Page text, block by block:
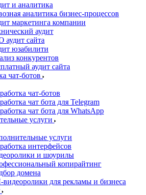
и аналитика
аналитика бизнес-процессов
маркетинга компании
аудит
аудит сайта
юзабилити
конкурентов
аудит сайта
чат-ботов
чат-ботов
чат бота для Telegram
чат бота для WhatsApp
услуги
услуги
интерфейсов
и шоурилы
копирайтинг
домена
для рекламы и бизнеса